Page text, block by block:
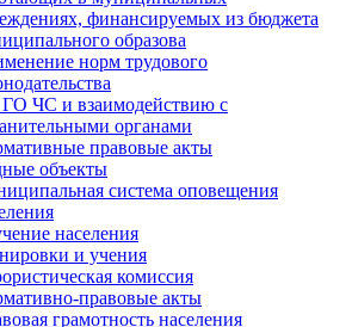
финансируемых из бюджета
образова
норм трудового
ЧС и взаимодействию с
органами
правовые акты
объекты
система оповещения
населения
и учения
комиссия
правовые акты
грамотность населения